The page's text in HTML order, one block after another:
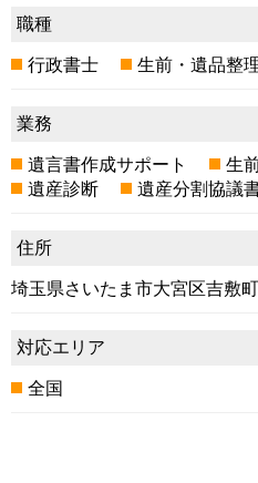
職種
行政書士 生前・遺品整
業務
遺言書作成サポート
生
遺産診断
遺産分割協議
住所
埼玉県さいたま市大宮区吉敷
対応エリア
全国